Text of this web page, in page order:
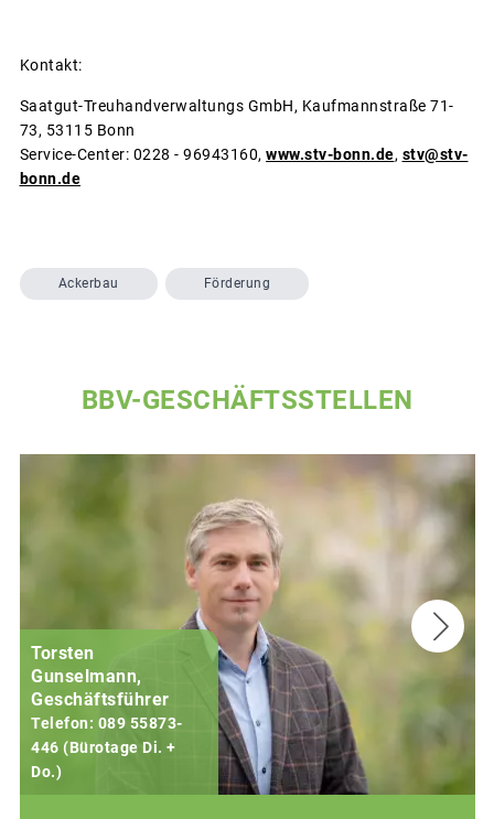
Kontakt:
Saatgut-Treuhandverwaltungs GmbH, Kaufmannstraße 71-
73, 53115 Bonn
Service-Center: 0228 - 96943160, www.stv-bonn.de, stv@stv-
bonn.de
Ackerbau Förderung
BBV-GESCHÄFTSSTELLEN
Torsten
Gunselmann,
Geschäftsführer
Telefon: 089 55873-
446 (Bürotage Di. +
Do.)